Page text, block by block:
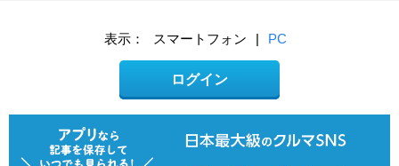
表示： スマートフォン | PC
ログイン